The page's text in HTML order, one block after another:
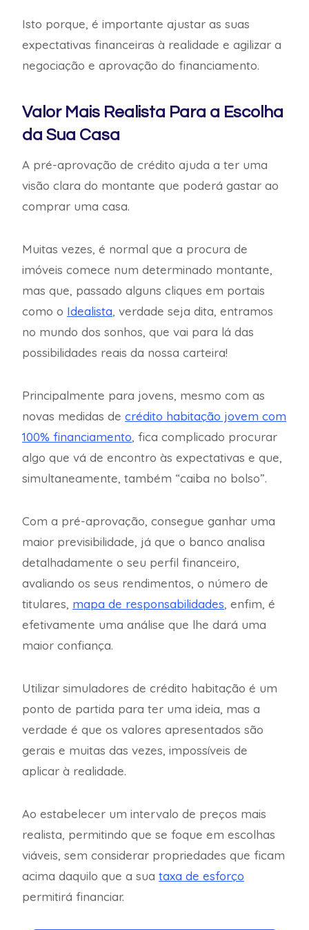
Isto porque, é importante ajustar as suas
expectativas financeiras à realidade e agilizar a
negociação e aprovação do financiamento.
Valor Mais Realista Para a Escolha
da Sua Casa
A pré-aprovação de crédito ajuda a ter uma
visão clara do montante que poderá gastar ao
comprar uma casa.
Muitas vezes, é normal que a procura de
imóveis comece num determinado montante,
mas que, passado alguns cliques em portais
como o Idealista, verdade seja dita, entramos
no mundo dos sonhos, que vai para lá das
possibilidades reais da nossa carteira!
Principalmente para jovens, mesmo com as
novas medidas de crédito habitação jovem com
100% financiamento, fica complicado procurar
algo que vá de encontro às expectativas e que,
simultaneamente, também “caiba no bolso”.
Com a pré-aprovação, consegue ganhar uma
maior previsibilidade, já que o banco analisa
detalhadamente o seu perfil financeiro,
avaliando os seus rendimentos, o número de
titulares, mapa de responsabilidades, enfim, é
efetivamente uma análise que lhe dará uma
maior confiança.
Utilizar simuladores de crédito habitação é um
ponto de partida para ter uma ideia, mas a
verdade é que os valores apresentados são
gerais e muitas das vezes, impossíveis de
aplicar à realidade.
Ao estabelecer um intervalo de preços mais
realista, permitindo que se foque em escolhas
viáveis, sem considerar propriedades que ficam
acima daquilo que a sua taxa de esforço
permitirá financiar.